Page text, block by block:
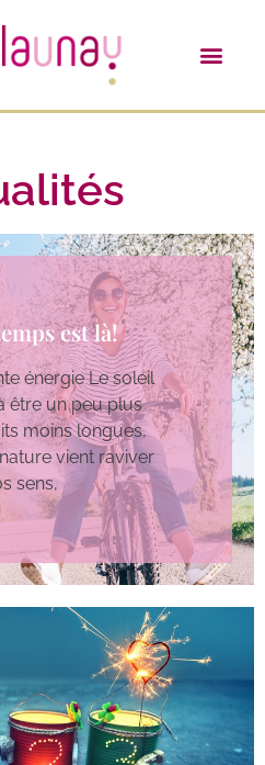
est là!
énergie Le soleil
être un peu plus
moins longues,
vient raviver
sens,